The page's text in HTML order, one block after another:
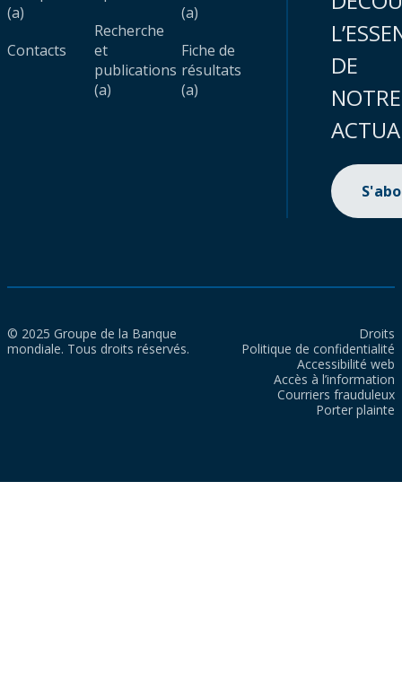
(a)
Contacts
Recherche
et
publications
(a)
(a)
Fiche de
résultats
(a)
DE
NOTRE
© 2025 Groupe de la Banque
mondiale. Tous droits réservés.
Droits
Politique de confidentialité
Accessibilité web
Accès à l’information
Courriers frauduleux
Porter plainte